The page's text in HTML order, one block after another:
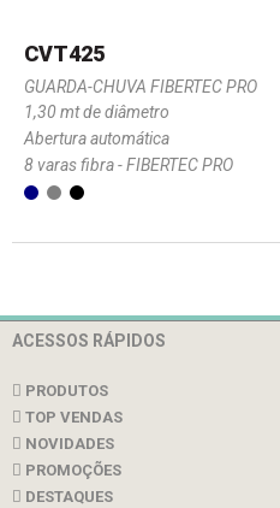
CVT425
GUARDA-CHUVA FIBERTEC PRO
1,30 mt de diâmetro
Abertura automática
8 varas fibra - FIBERTEC PRO
ACESSOS RÁPIDOS
PRODUTOS
TOP VENDAS
NOVIDADES
PROMOÇÕES
DESTAQUES